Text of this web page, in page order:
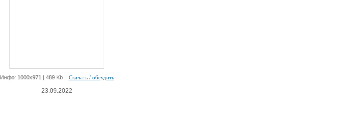
Инфо: 1000х971 | 489 Kb Скачать / обсудить
23.09.2022